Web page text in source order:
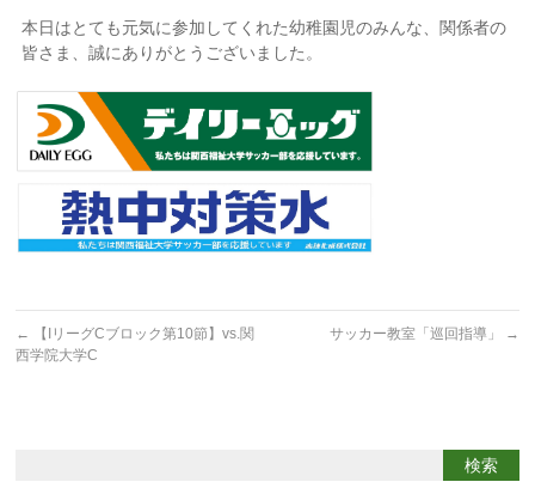
本日はとても元気に参加してくれた幼稚園児のみんな、関係者の
皆さま、誠にありがとうございました。
←
【IリーグCブロック第10節】vs.関
西学院大学C
サッカー教室「巡回指導」 →